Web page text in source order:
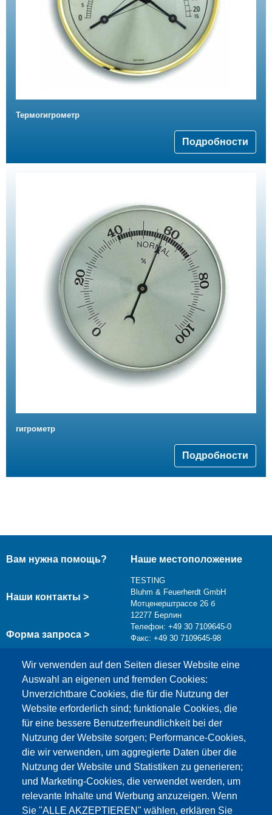
Термогигрометр
Подробности
гигрометр
Подробности
Wir verwenden auf den Seiten dieser Website eine
Auswahl an eigenen und fremden Cookies:
Unverzichtbare Cookies, die für die Nutzung der
Website erforderlich sind; funktionale Cookies, die
für eine bessere Benutzerfreundlichkeit bei der
Nutzung der Website sorgen; Performance-Cookies,
die wir verwenden, um aggregierte Daten über die
Nutzung der Website und Statistiken zu generieren;
und Marketing-Cookies, die verwendet werden, um
relevante Inhalte und Werbung anzuzeigen. Wenn
Sie "ALLE AKZEPTIEREN" wählen, erklären Sie
Вам нужна помощь?
Наши контакты >
Форма запроса >
Наше местоположение
TESTING
Bluhm & Feuerherdt GmbH
Мотценерштрассе 26 б
12277 Берлин
Телефон: +49 30 7109645-0
Факс: +49 30 7109645-98
info@testing.de
Этот материал заблокирован, потому что
файлы cookie Google Maps не были приняты.
НЕОБХОДИМО ПРИНЯТЬ ТОЛЬКО